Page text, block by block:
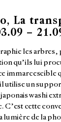
La
–
les arbres,
qu’ils lui
immarcescible
utilise un
washi
C’est cette
lumière de la